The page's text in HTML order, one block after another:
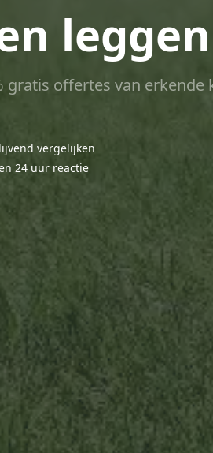
gratis offertes van
vergelijken
24 uur reactie